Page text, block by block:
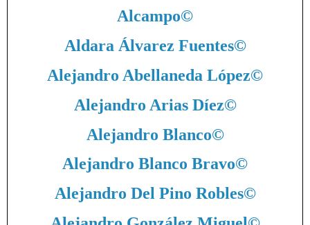
Alcampo©
Aldara Álvarez Fuentes©
Alejandro Abellaneda López©
Alejandro Arias Díez©
Alejandro Blanco©
Alejandro Blanco Bravo©
Alejandro Del Pino Robles©